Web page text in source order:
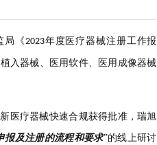
局《2023年度医疗器械注册工作报
入器械、医用软件、医用成像器械
医疗器械快速合规获得批准，瑞旭
报及注册的流程和要求”的线上研讨